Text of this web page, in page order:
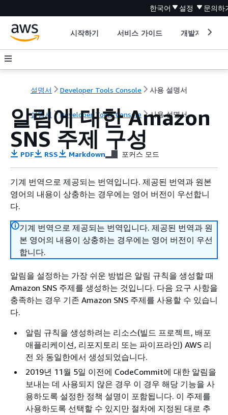
한국어 설정 문의하
시작하기 서비스 가이드 개발자 도구
설명서 Developer Tools Console 사용 설명서
설명서 Developer Tools Console 사용 설명서
알림에 대한 Amazon
SNS 주제 구성
PDF RSS Markdown 포커스 모드
기계 번역으로 제공되는 번역입니다. 제공된 번역과 원본
영어의 내용이 상충하는 경우에는 영어 버전이 우선합니
다.
기계 번역으로 제공되는 번역입니다. 제공된 번역과 원
본 영어의 내용이 상충하는 경우에는 영어 버전이 우선
합니다.
알림을 설정하는 가장 쉬운 방법은 알림 규칙을 생성할 때
Amazon SNS 주제를 생성하는 것입니다. 다음 요구 사항을
충족하는 경우 기존 Amazon SNS 주제를 사용할 수 있습니
다.
알림 규칙을 생성하려는 리소스(빌드 프로젝트, 배포
애플리케이션, 리포지토리 또는 파이프라인) AWS 리
전 와 동일한에서 생성되었습니다.
2019년 11월 5일 이전에 CodeCommit에 대한 알림을
보내는 데 사용되지 않은 경우 이 경우 해당 기능을 사
용하도록 설정한 정책 설명이 포함됩니다. 이 주제를
사용하도록 선택할 수 있지만 절차에 지정된 대로 추